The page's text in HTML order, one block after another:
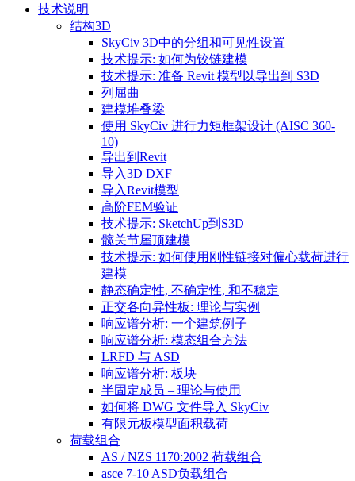
技术说明
结构3D
SkyCiv 3D中的分组和可见性设置
技术提示: 如何为铰链建模
技术提示: 准备 Revit 模型以导出到 S3D
列屈曲
建模堆叠梁
使用 SkyCiv 进行力矩框架设计 (AISC 360-
10)
导出到Revit
导入3D DXF
导入Revit模型
高阶FEM验证
技术提示: SketchUp到S3D
髋关节屋顶建模
技术提示: 如何使用刚性链接对偏心载荷进行
建模
静态确定性, 不确定性, 和不稳定
正交各向异性板: 理论与实例
响应谱分析: 一个建筑例子
响应谱分析: 模态组合方法
LRFD 与 ASD
响应谱分析: 板块
半固定成员 – 理论与使用
如何将 DWG 文件导入 SkyCiv
有限元板模型面积载荷
荷载组合
AS / NZS 1170:2002 荷载组合
asce 7-10 ASD负载组合